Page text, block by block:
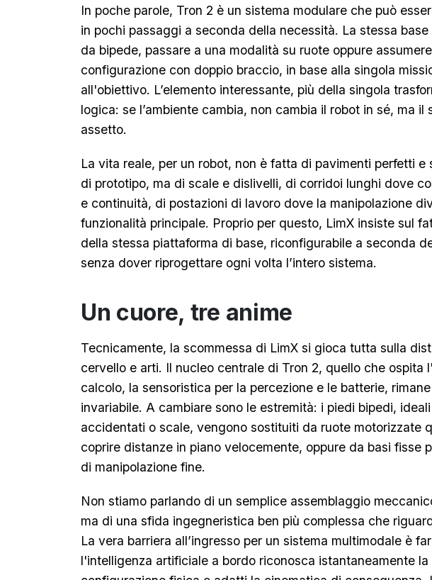
In poche parole, Tron 2 è un sistema modulare che può
in pochi passaggi a seconda della necessità. La stessa
da bipede, passare a una modalità su ruote oppure
configurazione con doppio braccio, in base alla singola
all'obiettivo. L’elemento interessante, più della singola
logica: se l’ambiente cambia, non cambia il robot in sé, ma il
assetto.
La vita reale, per un robot, non è fatta di pavimenti perfetti e
di prototipo, ma di scale e dislivelli, di corridoi lunghi dove
e continuità, di postazioni di lavoro dove la manipolazione
funzionalità principale. Proprio per questo, LimX insiste sul
della stessa piattaforma di base, riconfigurabile a seconda
senza dover riprogettare ogni volta l’intero sistema.
Un cuore, tre anime
Tecnicamente, la scommessa di LimX si gioca tutta sulla
cervello e arti. Il nucleo centrale di Tron 2, quello che ospita
calcolo, la sensoristica per la percezione e le batterie,
invariabile. A cambiare sono le estremità: i piedi bipedi,
accidentati o scale, vengono sostituiti da ruote motorizzate
coprire distanze in piano velocemente, oppure da basi fisse
di manipolazione fine.
Non stiamo parlando di un semplice assemblaggio
ma di una sfida ingegneristica ben più complessa che
La vera barriera all’ingresso per un sistema multimodale è
l'intelligenza artificiale a bordo riconosca istantaneamente la